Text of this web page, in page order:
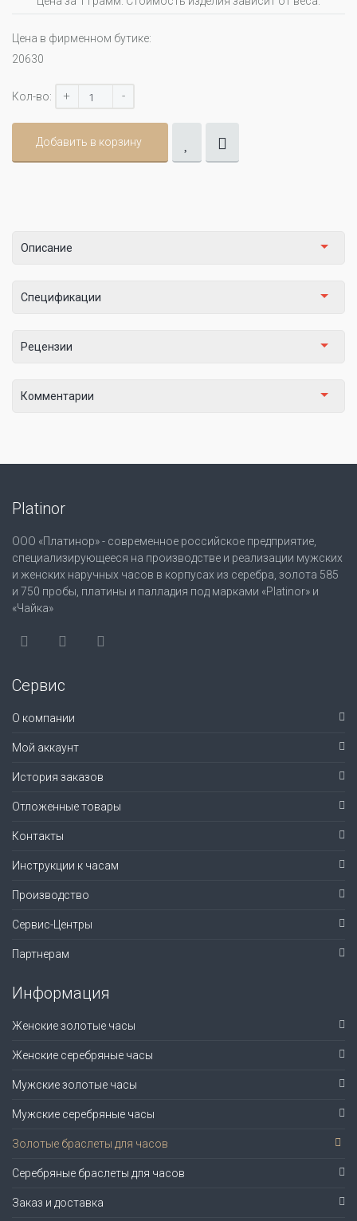
Цена в фирменном бутике:
20630
Кол-во: + -
Добавить в корзину
Описание
Спецификации
Рецензии
Комментарии
Platinor
ООО «Платинор» - современное российское предприятие,
специализирующееся на производстве и реализации мужских
и женских наручных часов в корпусах из серебра, золота 585
и 750 пробы, платины и палладия под марками «Platinor» и
«Чайка»
Сервис
О компании
Мой аккаунт
История заказов
Отложенные товары
Контакты
Инструкции к часам
Производство
Сервис-Центры
Партнерам
Информация
Женские золотые часы
Женские серебряные часы
Мужские золотые часы
Мужские серебряные часы
Золотые браслеты для часов
Серебряные браслеты для часов
Заказ и доставка